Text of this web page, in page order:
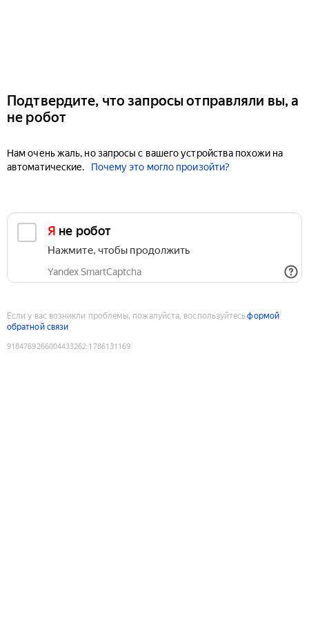
Подтвердите, что запросы отправляли вы, а
не робот
Нам очень жаль, но запросы с вашего устройства похожи на
автоматические.
Почему это могло произойти?
Я не робот
Нажмите, чтобы продолжить
Yandex SmartCaptcha
Если у вас возникли проблемы, пожалуйста, воспользуйтесьформой
обратной связи
9184769266004433262:1786131169